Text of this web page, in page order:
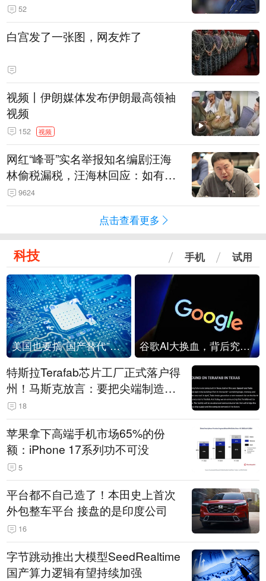
52
白宫发了一张图，网友炸了
视频丨伊朗媒体发布伊朗最高领袖
视频
152 视频
网红“峰哥”实名举报知名编剧汪海
林偷税漏税，汪海林回应：如有违
法行为，相关机构自会进行评判和
处理
9624
点击查看更多
科技 手机 试用
美国也要搞“国产替代”？先算清三笔账 谷歌AI大换血，背后究竟发生了什么？
特斯拉Terafab芯片工厂正式落户得
州！马斯克放言：要把尖端制造带
回美国
18
苹果拿下高端手机市场65%的份
额：iPhone 17系列功不可没
5
平台都不自己造了！本田史上首次
外包整车平台 接盘的是印度公司
16
字节跳动推出大模型SeedRealtime
国产算力逻辑有望持续加强